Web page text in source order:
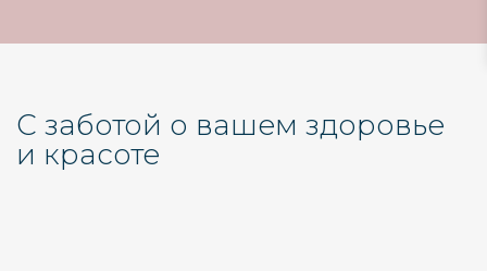
С заботой о вашем здоровье
и красоте